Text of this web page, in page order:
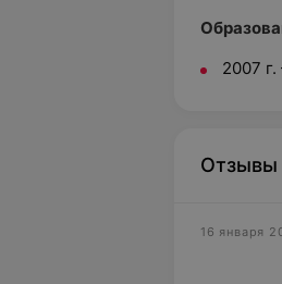
2007
Отзывы
16 января